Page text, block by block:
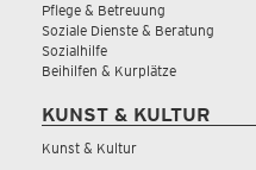
Pflege & Betreuung
Soziale Dienste & Beratung
Sozialhilfe
Beihilfen & Kurplätze
KUNST & KULTUR
Kunst & Kultur